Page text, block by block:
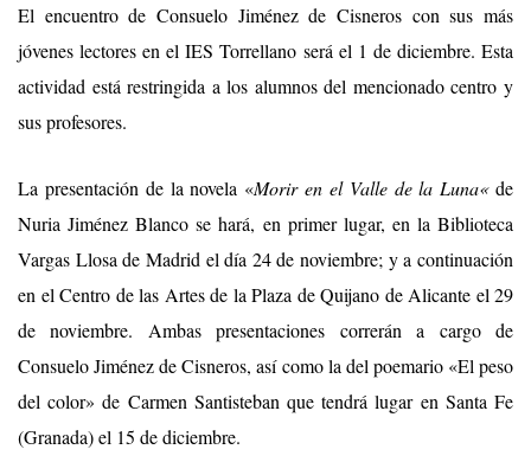
El encuentro de Consuelo Jiménez de Cisneros con sus más
jóvenes lectores en el IES Torrellano será el 1 de diciembre. Esta
actividad está restringida a los alumnos del mencionado centro y
sus profesores.
La presentación de la novela «Morir en el Valle de la Luna«de
Nuria Jiménez Blancose hará, en primer lugar, en la Biblioteca
Vargas Llosa de Madrid el día 24 de noviembre; ya continuación
en el Centro de las Artes de la Plaza de Quijano de Alicante el 29
de noviembre. Ambas presentaciones correrán a cargo de
Consuelo Jiménez de Cisneros, así comola del poemario «El peso
del color»de Carmen Santistebanque tendrá lugar en Santa Fe
(Granada)el 15 de diciembre.